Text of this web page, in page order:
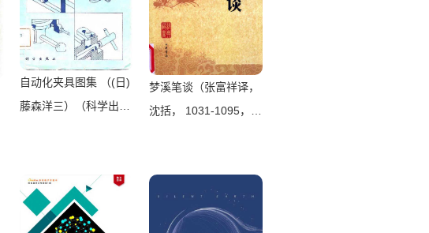
译）（广西师范大学出
版社 2015）
自动化夹具图集 （(日)
藤森洋三）（科学出版
梦溪笔谈（张富祥译，
沈括， 1031-1095，